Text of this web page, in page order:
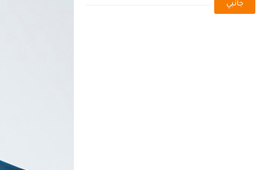
جانبي